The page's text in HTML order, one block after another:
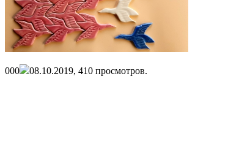
000 08.10.2019, 410 просмотров.